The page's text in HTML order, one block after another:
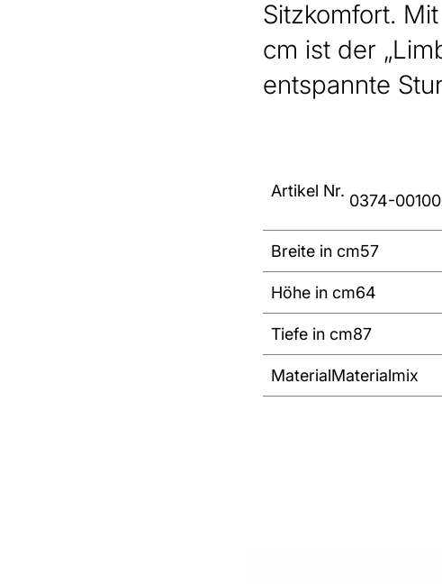
Sitzkomfort.
cm ist der
entspannte
Artikel Nr.
0374-
Breite in cm57
Höhe in cm64
Tiefe in cm87
MaterialMaterialmix